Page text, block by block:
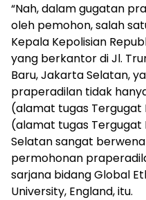
“Nah, dalam gugatan
oleh pemohon, salah
Kepala Kepolisian
yang berkantor di Jl.
Baru, Jakarta Selatan,
praperadilan tidak
(alamat tugas Tergugat
(alamat tugas Tergugat
Selatan sangat
permohonan
sarjana bidang Global
University, England, itu.